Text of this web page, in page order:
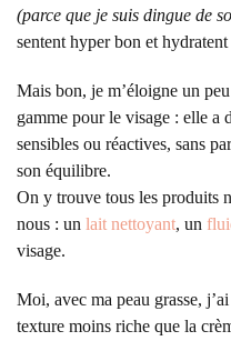
(parce que je suis dingue de
sentent hyper bon et hydratent
Mais bon, je m’éloigne un
gamme pour le visage : elle a
sensibles ou réactives, sans
son équilibre.
On y trouve tous les produits
nous : un lait nettoyant, un
visage.
Moi, avec ma peau grasse,
texture moins riche que la